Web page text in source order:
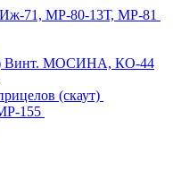
71, МР-80-13Т, МР-81
Винт. МОСИНА, КО-44
(скаут)
155